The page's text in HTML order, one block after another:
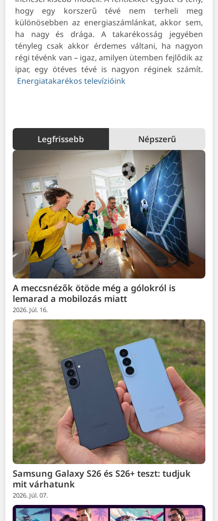
hogy egy korszerű tévé nem terheli meg
különösebben az energiaszámlánkat, akkor sem,
ha nagy és drága. A takarékosság jegyében
tényleg csak akkor érdemes váltani, ha nagyon
régi tévénk van – igaz, amilyen ütemben fejlődik az
ipar, egy ötéves tévé is nagyon réginek számít.
Energiatakarékos televízióink
Legfrissebb Népszerű
A meccsnézők ötöde még a gólokról is
lemarad a mobilozás miatt
2026. Júl. 16.
Samsung Galaxy S26 és S26+ teszt: tudjuk
mit várhatunk
2026. Júl. 07.